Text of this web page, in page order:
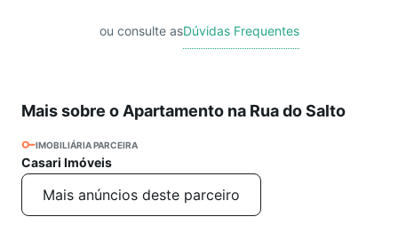
ou consulte asDúvidas Frequentes
Mais sobre o Apartamento na Rua do Salto
IMOBILIÁRIA PARCEIRA
Casari Imóveis
Mais anúncios deste parceiro